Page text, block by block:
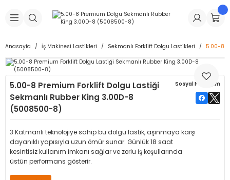
Geri Dön
Makineleri
Geri Dön
Dolgu Lastikleri
Geri Dön
İç Lastikleri
Geri Dön
Geri Dön
& Sibop İlaveleri
Geri Dön
Tüpü
& Spreyler
Geri Dön
Makinesi Yedek Parçaları
Yedek Parçaları
Anasayfa İş Makinesi Lastikleri Sekmanlı Forklift Dolgu Lastikleri 5.00-8
5.00-8 Premium Forklift Dolgu Lastiği
Sekmanlı Rubber King 3.00D-8
(5008500-8)
Sosyal Paylaşım
3 Katmanlı teknolojiye sahip bu dolgu lastik, aşınmaya karşı
dayanıklı yapısıyla uzun ömür sunar. Günlük 18 saat
kesintisiz kullanım imkanı sağlar ve zorlu iş koşullarında
üstün performans gösterir.